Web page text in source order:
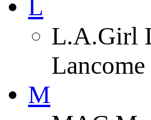
L
L.A.Girl
M